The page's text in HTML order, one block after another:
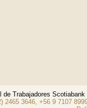
de Trabajadores
2465 3646, +56 9 7107